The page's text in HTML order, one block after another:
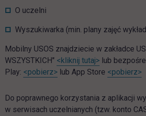
O uczelni
Wyszukiwarka (min. plany zajęć
Mobilny USOS znajdziecie w zakładce
WSZYSTKICH" <kliknij tutaj>link otwiera
lub
Play: <pobierz>link otwiera się w nowej
lub App Store <pobierz>
Do poprawnego korzystania z aplikacji
w serwisach uczelnianych (tzw. konto